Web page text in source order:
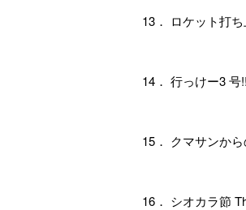
13． ロケット打
14． 行っけー3 号!!
15． クマサンか
16． シオカラ節